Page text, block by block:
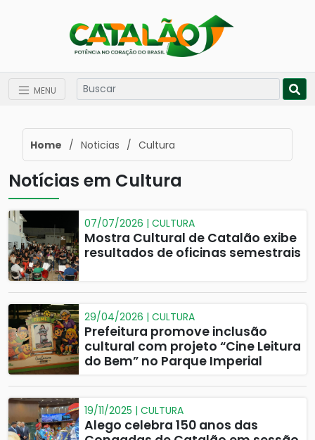
MENU
Home / Noticias / Cultura
Notícias em Cultura
07/07/2026 | CULTURA
Mostra Cultural de Catalão exibe
resultados de oficinas semestrais
29/04/2026 | CULTURA
Prefeitura promove inclusão
cultural com projeto “Cine Leitura
do Bem” no Parque Imperial
19/11/2025 | CULTURA
Alego celebra 150 anos das